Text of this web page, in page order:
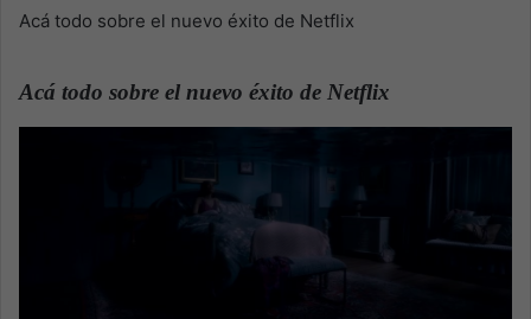
n
Acá todo sobre el nuevo éxito de Netflix
Acá todo sobre el nuevo éxito de Netflix